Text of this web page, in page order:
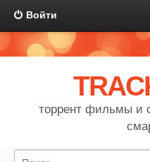
Войти
торрент фильмы и